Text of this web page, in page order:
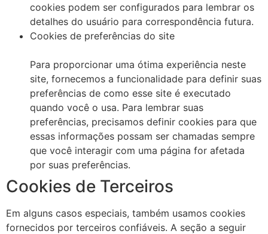
cookies podem ser configurados para lembrar os
detalhes do usuário para correspondência futura.
Cookies de preferências do site
Para proporcionar uma ótima experiência neste
site, fornecemos a funcionalidade para definir suas
preferências de como esse site é executado
quando você o usa. Para lembrar suas
preferências, precisamos definir cookies para que
essas informações possam ser chamadas sempre
que você interagir com uma página for afetada
por suas preferências.
Cookies de Terceiros
Em alguns casos especiais, também usamos cookies
fornecidos por terceiros confiáveis. A seção a seguir